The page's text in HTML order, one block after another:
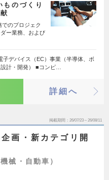
ものづくり
でのプロジェク
ー業務、および
子デバイス（EC）事業（半導体、ボ
計・開発） ■コンピ…
詳細へ
掲載期間 26/07/23～26/08/11
画・新カテゴリ開
械・自動車）